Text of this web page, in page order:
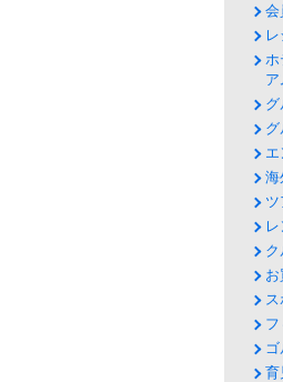
会
ホ
ア
グ
エ
海
ク
お
フ
育